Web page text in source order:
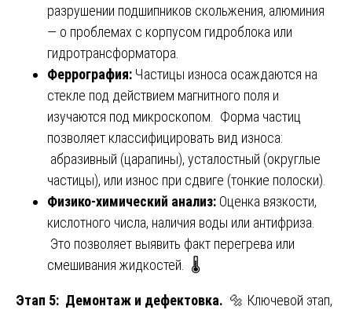
разрушении подшипников скольжения, алюминия
— о проблемах с корпусом гидроблока или
гидротрансформатора.
Феррография: Частицы износа осаждаются на
стекле под действием магнитного поля и
изучаются под микроскопом. Форма частиц
позволяет классифицировать вид износа:
абразивный (царапины), усталостный (округлые
частицы), или износ при сдвиге (тонкие полоски).
Физико-химический анализ: Оценка вязкости,
кислотного числа, наличия воды или антифриза.
Это позволяет выявить факт перегрева или
смешивания жидкостей. 🌡️
Этап 5: Демонтаж и дефектовка. 🔩 Ключевой этап,